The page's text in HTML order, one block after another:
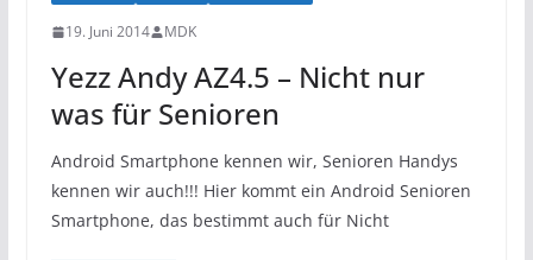
19. Juni 2014 MDK
Yezz Andy AZ4.5 – Nicht nur
was für Senioren
Android Smartphone kennen wir, Senioren Handys
kennen wir auch!!! Hier kommt ein Android Senioren
Smartphone, das bestimmt auch für Nicht